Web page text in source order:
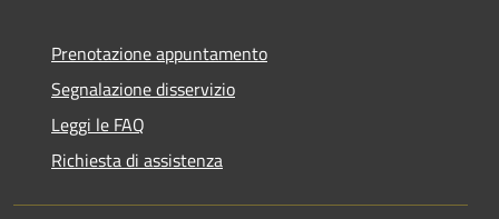
Prenotazione appuntamento
Segnalazione disservizio
Leggi le FAQ
Richiesta di assistenza